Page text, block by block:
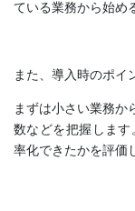
ている業務から始め
また、導入時のポイ
まずは小さい業務か
数などを把握しま
率化できたかを評価